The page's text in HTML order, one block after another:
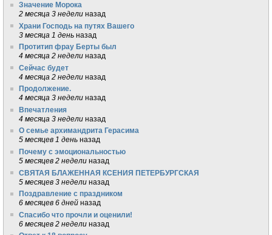
Значение Морока
2 месяца 3 недели назад
Храни Господь на путях Вашего
3 месяца 1 день назад
Протитип фрау Берты был
4 месяца 2 недели назад
Сейчас будет
4 месяца 2 недели назад
Продолжение.
4 месяца 3 недели назад
Впечатления
4 месяца 3 недели назад
О семье архимандрита Герасима
5 месяцев 1 день назад
Почему с эмоциональностью
5 месяцев 2 недели назад
СВЯТАЯ БЛАЖЕННАЯ КСЕНИЯ ПЕТЕРБУРГСКАЯ
5 месяцев 3 недели назад
Поздравление с праздником
6 месяцев 6 дней назад
Спасибо что прочли и оценили!
6 месяцев 2 недели назад